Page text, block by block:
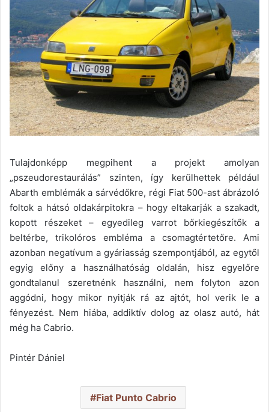
Tulajdonképp megpihent a projekt amolyan
„pszeudorestaurálás” szinten, így kerülhettek például
Abarth emblémák a sárvédőkre, régi Fiat 500-ast ábrázoló
foltok a hátsó oldakárpitokra – hogy eltakarják a szakadt,
kopott részeket – egyedileg varrot bőrkiegészítők a
beltérbe, trikolóros embléma a csomagtértetőre. Ami
azonban negatívum a gyáriasság szempontjából, az egytől
egyig előny a használhatóság oldalán, hisz egyelőre
gondtalanul szeretnénk használni, nem folyton azon
aggódni, hogy mikor nyitják rá az ajtót, hol verik le a
fényezést. Nem hiába, addiktív dolog az olasz autó, hát
még ha Cabrio.
Pintér Dániel
Fiat Punto Cabrio